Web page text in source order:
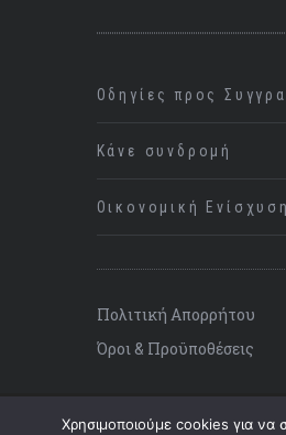
Οδηγίες προς
Κάνε συνδρομή
Οικονομική Ενίσχυση
Πολιτική Απορρήτου
Όροι & Προϋποθέσεις
Χρησιμοποιούμε cookies για να